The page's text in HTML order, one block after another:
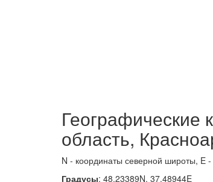
Географические
область,
N - координаты северной широты, E
Градусы: 48.23389N, 37.48944E